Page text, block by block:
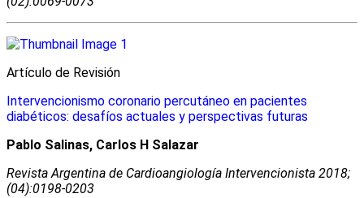
Artículo de Revisión
Intervencionismo coronario percutáneo en pacientes
diabéticos: desafíos actuales y perspectivas futuras
Pablo Salinas, Carlos H Salazar
Revista Argentina de Cardioangiologí­a Intervencionista 2018;
(04):0198-0203